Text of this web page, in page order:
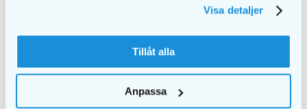
Visa detaljer
Tillåt alla
Anpassa